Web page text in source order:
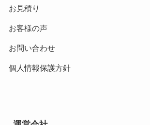
お見積り
お客様の声
お問い合わせ
個人情報保護方針